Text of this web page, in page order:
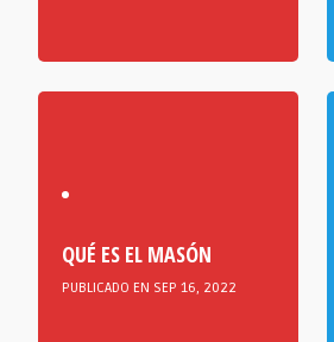
QUÉ ES EL MASÓN
PUBLICADO EN SEP 16, 2022